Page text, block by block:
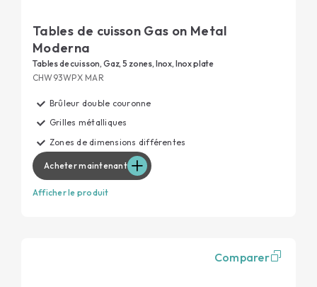
Tables de cuisson Gas on Metal
Moderna
Tables de cuisson, Gaz, 5 zones, Inox, Inox plate
CHW93WPX MAR
Brûleur double couronne
Grilles métalliques
Zones de dimensions différentes
Acheter maintenant
Afficher le produit
Comparer